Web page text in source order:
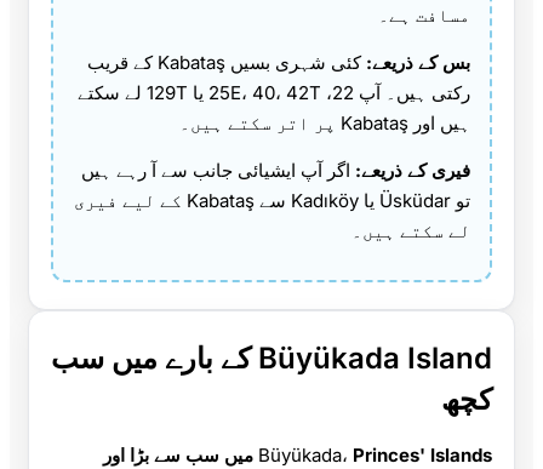
مسافت ہے۔
بس کے ذریعے:
کئی شہری بسیں Kabataş کے قریب
رکتی ہیں۔ آپ 22، 25E، 40، 42T یا 129T لے سکتے
ہیں اور Kabataş پر اتر سکتے ہیں۔
فیری کے ذریعے: اگر آپ ایشیائی جانب سے آ رہے ہیں
تو Üsküdar یا Kadıköy سے Kabataş کے لیے فیری
لے سکتے ہیں۔
Büyükada Island کے بارے میں سب
کچھ
Büyükada، Princes' Islands میں سب سے بڑا اور